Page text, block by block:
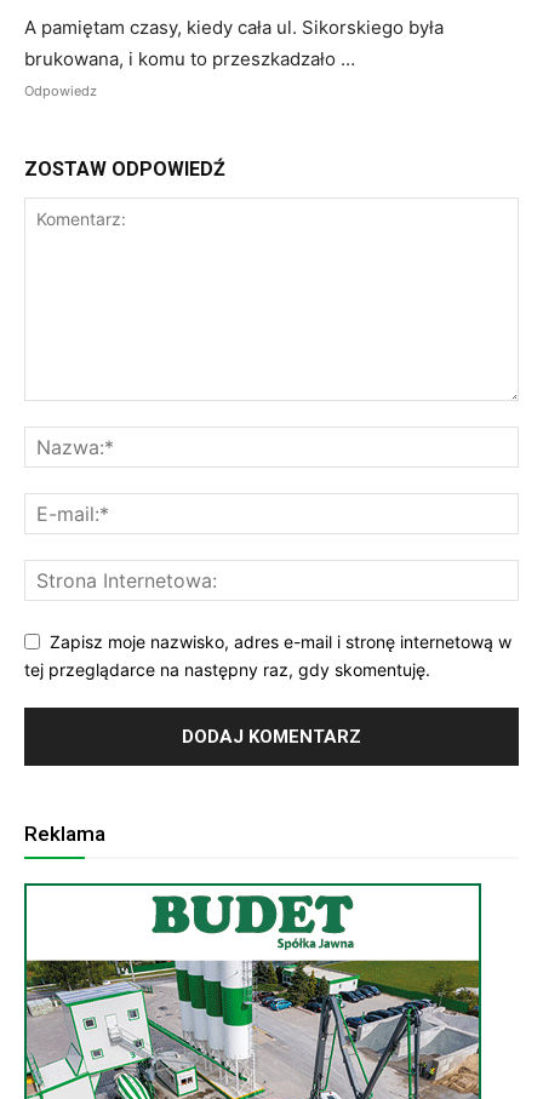
A pamiętam czasy, kiedy cała ul. Sikorskiego była
brukowana, i komu to przeszkadzało …
Odpowiedz
ZOSTAW ODPOWIEDŹ
Zapisz moje nazwisko, adres e-mail i stronę internetową w
tej przeglądarce na następny raz, gdy skomentuję.
Reklama